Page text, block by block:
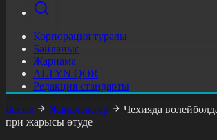
Корпорация туралы
Байланыс
Жарнама
ALTYN QOR
Редакция стандарты
Басты
Жаңалықтар
Чехияда
при жарысы өтуде